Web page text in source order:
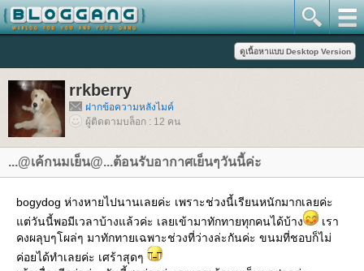
rrkberry
ฝากข้อความหลังไมค์
ผู้ติดตามบล็อก : 12 คน
...@เค้กนมเย็น@...ต้อนรับอากาศเย็นๆวันนี้ค่ะ
bogydog ห่างหายไปนานเลยค่ะ เพราะช่วงนี้เรียนหนักมากเลยค่ะ
ต่วันนี้พอมีเวลาบ้างแล้วค่ะ เลยเข้ามาทักทายทุกคนได้บ้าง
เรา
คงผลุบๆโผล่ๆ มาทักทายเฉพาะช่วงที่ว่างล่ะกันค่ะ ขนมที่ชอบก็ไม่
ค่อยได้ทำเลยค่ะ เศร้าสุดๆ